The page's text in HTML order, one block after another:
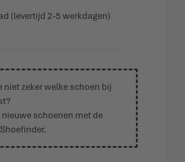
(levertijd 2-5 werkdagen)
niet zeker welke schoen bij
nieuwe schoenen met de
.